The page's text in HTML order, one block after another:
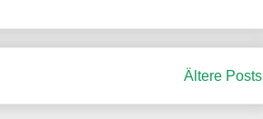
Ältere Posts